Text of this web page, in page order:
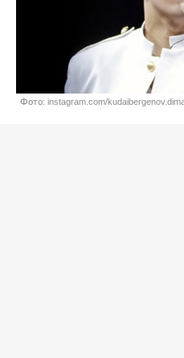
Фото: instagram.com/